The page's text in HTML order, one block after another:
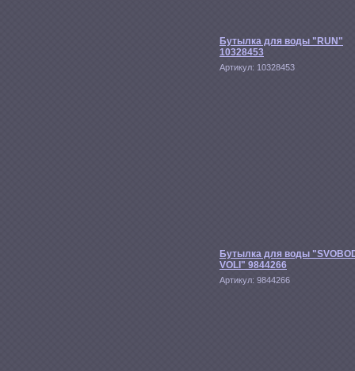
Бутылка для воды "RUN"
10328453
Артикул: 10328453
Бутылка для воды
VOLI" 9844266
Артикул: 9844266